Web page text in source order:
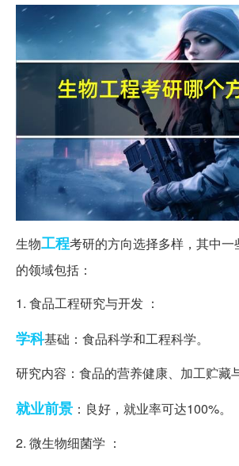
生物工程考研的方向选择多样，其中
的领域包括：
1. 食品工程研究与开发 ：
学科基础：食品科学和工程科学。
研究内容：食品的营养健康、加工贮藏
就业前景 ：良好，就业率可达100%。
2. 微生物细菌学 ：